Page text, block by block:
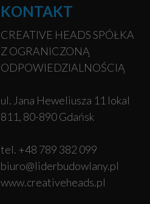
KONTAKT
CREATIVE HEADS SPÓŁKA
Z OGRANICZONĄ
ODPOWIEDZIALNOŚCIĄ
ul. Jana Heweliusza 11 lokal
811, 80-890 Gdańsk
tel. +48 789 382 099
biuro@liderbudowlany.pl
www.creativeheads.pl